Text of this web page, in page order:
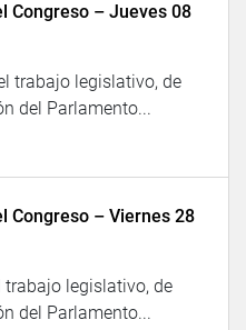
Congreso – Jueves 08
trabajo legislativo, de
del Parlamento...
Congreso – Viernes 28
legislativo, de
del Parlamento...